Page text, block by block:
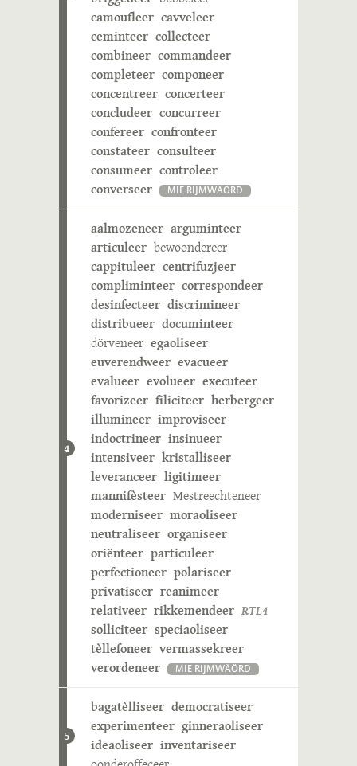
camoufleer cavveleer
ceminteer collecteer
combineer commandeer
completeer componeer
concentreer concerteer
concludeer concurreer
confereer confronteer
constateer consulteer
consumeer controleer
converseer
MIE RIJMWÄÖRD
4
aalmozeneer arguminteer
articuleer bewoondereer
cappituleer centrifuzjeer
compliminteer correspondeer
desinfecteer discrimineer
distribueer documinteer
dörveneer egaoliseer
euverendweer evacueer
evalueer evolueer executeer
favorizeer filiciteer herbergeer
illumineer improviseer
indoctrineer insinueer
intensiveer kristalliseer
leveranceer ligitimeer
mannifèsteer Mestreechteneer
moderniseer moraoliseer
neutraliseer organiseer
oriënteer particuleer
perfectioneer polariseer
privatiseer reanimeer
relativeer rikkemendeer RTL4
solliciteer speciaoliseer
tèllefoneer vermassekreer
verordeneer
MIE RIJMWÄÖRD
5
bagatèlliseer democratiseer
experimenteer ginneraoliseer
ideaoliseer inventariseer